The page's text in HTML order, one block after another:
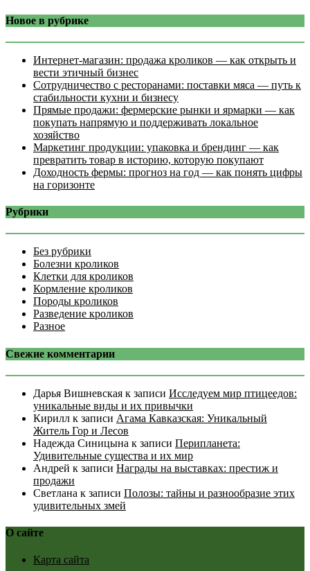
Новое в рубрике
Интернет‑магазин: продажа кроликов — как открыть и
вести этичный бизнес
Сотрудничество с ресторанами: поставки мяса — путь к
стабильности кухни и бизнесу
Прямые продажи: фермерские рынки и ярмарки — как
покупать напрямую и поддерживать локальное
хозяйство
Маркетинг продукции: упаковка и брендинг — как
превратить товар в историю, которую покупают
Доходность фермы: прогноз на год — как понять цифры
на горизонте
Рубрики
Без рубрики
Болезни кроликов
Клетки для кроликов
Кормление кроликов
Породы кроликов
Разведение кроликов
Разное
Свежие комментарии
Дарья Вишневская к записи Исследуем мир птицеедов:
уникальные виды и их привычки
Кирилл к записи Агама Кавказская: Уникальный
Житель Гор и Лесов
Надежда Синицына к записи Перипланета:
Удивительные существа и их мир
Андрей к записи Награды на выставках: престиж и
продажи
Светлана к записи Полозы: тайны и разнообразие этих
удивительных змей
О сайте
Карта сайта